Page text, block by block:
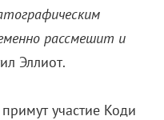
рассмешит и
Эллиот.
участие Коди